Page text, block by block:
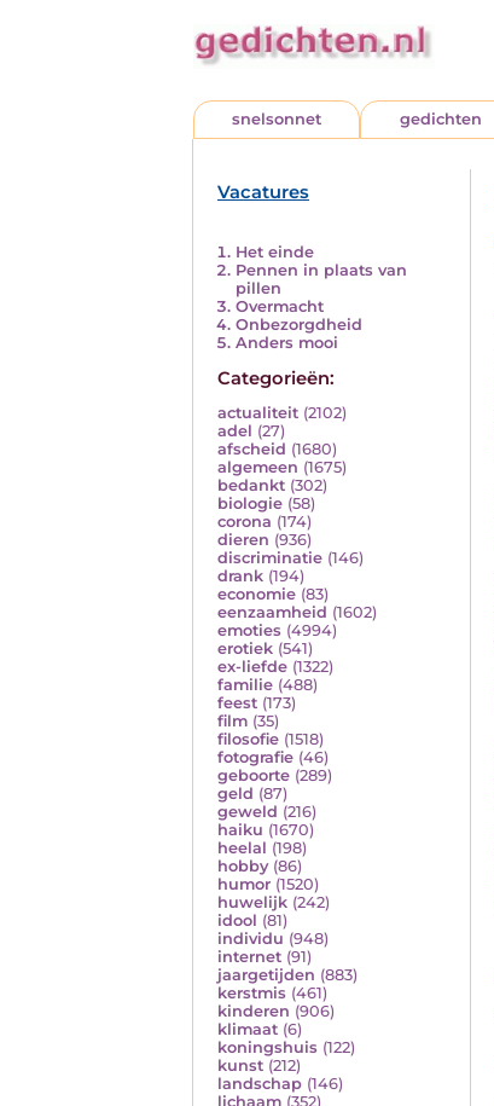
snelsonnet gedichten
Vacatures
Het einde
Pennen in plaats van
pillen
Overmacht
Onbezorgdheid
Anders mooi
Categorieën:
actualiteit (2102)
adel (27)
afscheid (1680)
algemeen (1675)
bedankt (302)
biologie (58)
corona (174)
dieren (936)
discriminatie (146)
drank (194)
economie (83)
eenzaamheid (1602)
emoties (4994)
erotiek (541)
ex-liefde (1322)
familie (488)
feest (173)
film (35)
filosofie (1518)
fotografie (46)
geboorte (289)
geld (87)
geweld (216)
haiku (1670)
heelal (198)
hobby (86)
humor (1520)
huwelijk (242)
idool (81)
individu (948)
internet (91)
jaargetijden (883)
kerstmis (461)
kinderen (906)
klimaat (6)
koningshuis (122)
kunst (212)
landschap (146)
lichaam (352)